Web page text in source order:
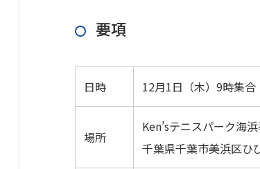
要項
日時 12月1日（木）9時集
場所
Ken’sテニスパーク海
千葉県千葉市美浜区ひ